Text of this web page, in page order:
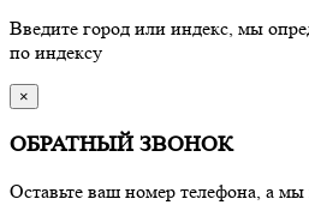
Введите город или индекс, мы
по индексу
×
ОБРАТНЫЙ ЗВОНОК
Оставьте ваш номер телефона, а